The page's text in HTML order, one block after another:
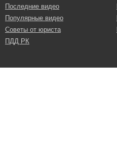
Последние видео
Популярные видео
Советы от юриста
ПДД РК